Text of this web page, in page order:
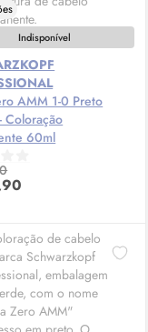
Indisponível
AMM 1-0 Preto
Coloração
60ml